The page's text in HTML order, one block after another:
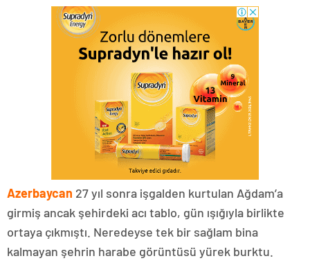
Azerbaycan 27 yıl sonra işgalden kurtulan Ağdam’a
girmiş ancak şehirdeki acı tablo, gün ışığıyla birlikte
ortaya çıkmıştı. Neredeyse tek bir sağlam bina
kalmayan şehrin harabe görüntüsü yürek burktu.